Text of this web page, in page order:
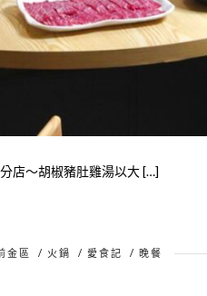
店～胡椒豬肚雞湯以大 […]
金區 / 火鍋 / 愛食記 / 晚餐